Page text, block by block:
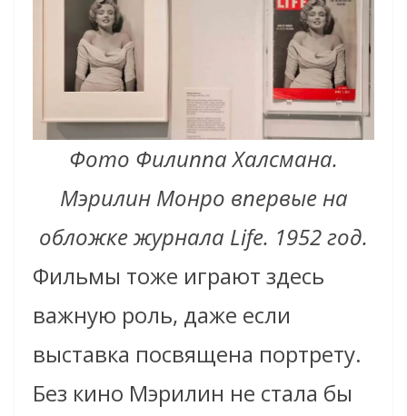
Фото Филиппа Халсмана.
Мэрилин Монро впервые на
обложке журнала Life. 1952 год.
Фильмы тоже играют здесь
важную роль, даже если
выставка посвящена портрету.
Без кино Мэрилин не стала бы